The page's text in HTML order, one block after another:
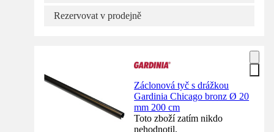
Rezervovat v prodejně
Záclonová tyč s drážkou
Gardinia Chicago bronz Ø 20
mm 200 cm
Toto zboží zatím nikdo
nehodnotil.